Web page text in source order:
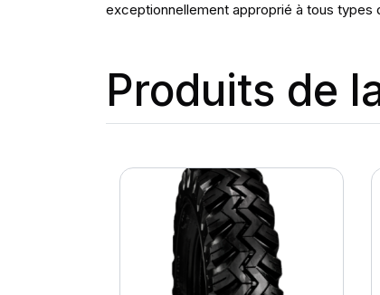
exceptionnellement approprié à tous types
Produits de